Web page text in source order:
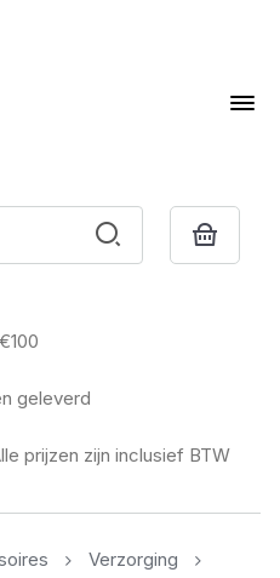
geleverd
prijzen zijn inclusief BTW
Verzorging